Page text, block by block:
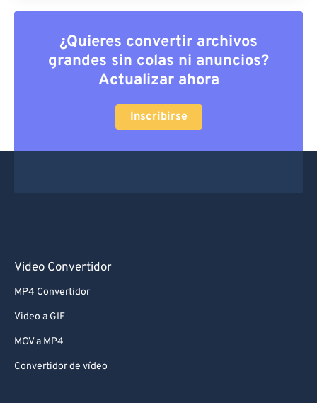
¿Quieres convertir archivos
grandes sin colas ni anuncios?
Actualizar ahora
Inscribirse
Video Convertidor
MP4 Convertidor
Video a GIF
MOV a MP4
Convertidor de vídeo